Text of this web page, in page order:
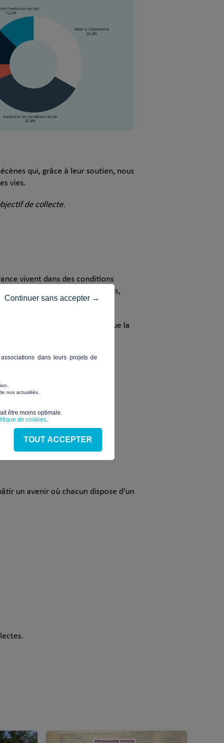
qui, grâce à leur soutien, nous
vies.
de collecte.
vivent dans des conditions
création de logements adaptés,
. Ce bilan prouve que la
:
un avenir où chacun dispose d’un
dans leurs projets de
nos actualités.
être moins optimale.​
de cookies
Continuer sans accepter →
TOUT ACCEPTER